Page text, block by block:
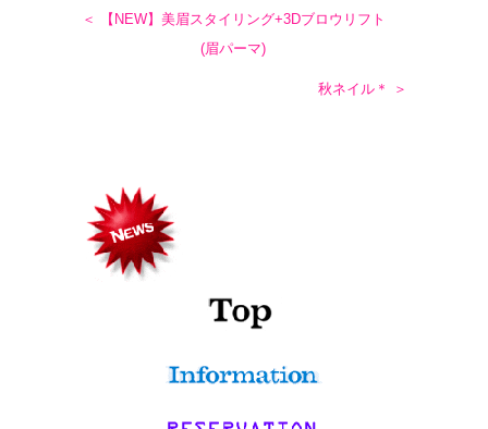
＜ 【NEW】美眉スタイリング+3Dブロウリフト
(眉パーマ)
秋ネイル＊ ＞